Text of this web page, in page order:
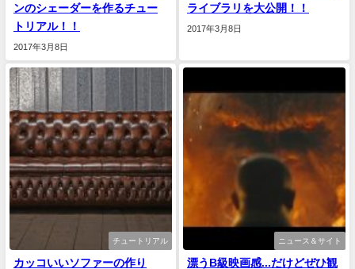
ンのシェーダーを作るチュー
トリアル！！
2017年3月8日
ライブラリを大公開！！
2017年3月8日
チュートリアル
カッコいいソファーの作り
ニュース＆サイト
漂うB級映画感...だけどぜひ観